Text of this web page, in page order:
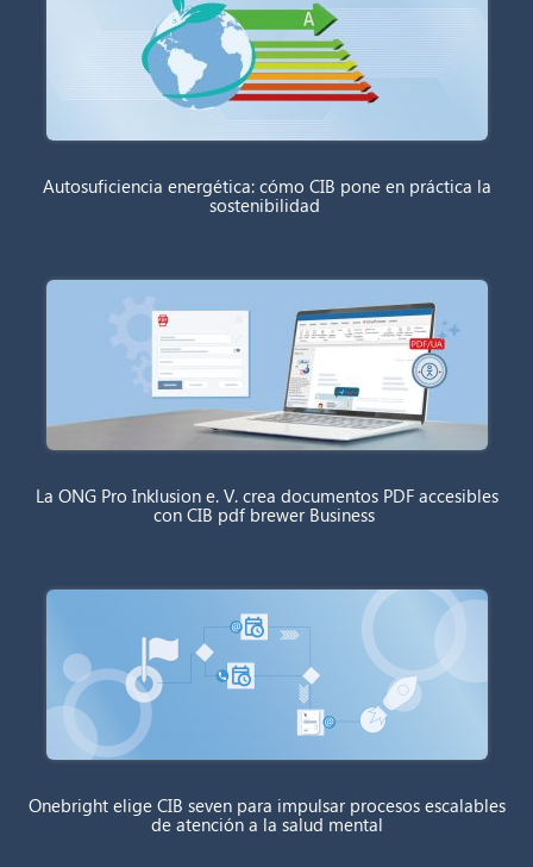
Autosuficiencia energética: cómo CIB pone en práctica la
sostenibilidad
La ONG Pro Inklusion e. V. crea documentos PDF accesibles
con CIB pdf brewer Business
Onebright elige CIB seven para impulsar procesos escalables
de atención a la salud mental